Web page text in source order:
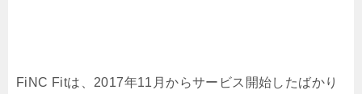
FiNC Fitは、2017年11月からサービス開始したばかり